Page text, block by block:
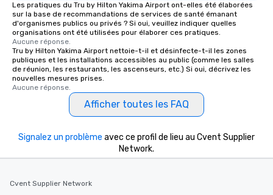
Les pratiques du Tru by Hilton Yakima Airport ont-elles été élaborées
sur la base de recommandations de services de santé émanant
d'organismes publics ou privés ? Si oui, veuillez indiquer quelles
organisations ont été utilisées pour élaborer ces pratiques.
Aucune réponse.
Tru by Hilton Yakima Airport nettoie-t-il et désinfecte-t-il les zones
publiques et les installations accessibles au public (comme les salles
de réunion, les restaurants, les ascenseurs, etc.) Si oui, décrivez les
nouvelles mesures prises.
Aucune réponse.
Afficher toutes les FAQ
Signalez un problème avec ce profil de lieu au Cvent Supplier
Network.
Cvent Supplier Network